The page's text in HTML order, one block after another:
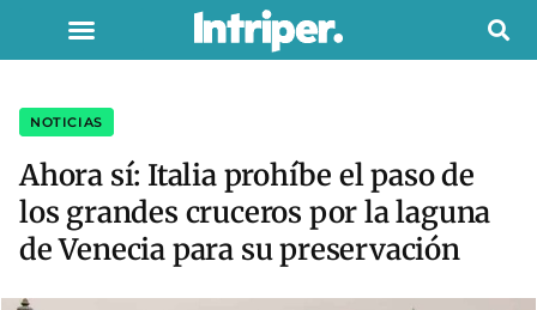
NOTICIAS
Ahora sí: Italia prohíbe el paso de
los grandes cruceros por la laguna
de Venecia para su preservación